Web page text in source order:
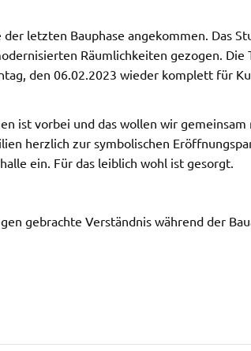
letzten Bauphase angekommen. Das
Räumlichkeiten gezogen. Die
den 06.02.2023 wieder komplett für
ist vorbei und das wollen wir
herzlich zur symbolischen
ein. Für das leiblich wohl ist gesorgt.
gebrachte Verständnis während der